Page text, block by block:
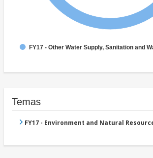
FY17 - Other Water Supply, Sanitation and
Temas
FY17 - Environment and Natural